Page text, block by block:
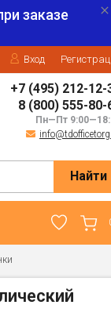
заказе
Вход
+7 (495) 212-12-
8 (800) 555-80-
Пн—Пт
Найти